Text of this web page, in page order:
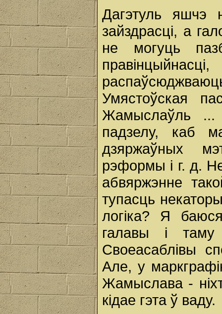
Дагэтуль яшчэ
зайздрасці, а
не могуць
Умястоўская
Жамыслаўль ...
падзелу, каб
дзяржаўных
рэформы і г. д.
абвяржэнне
тупасць
логіка? Я
галавы і
Своеасаблівы
Але, у
Жамыслава -
кідае гэта ў ваду.